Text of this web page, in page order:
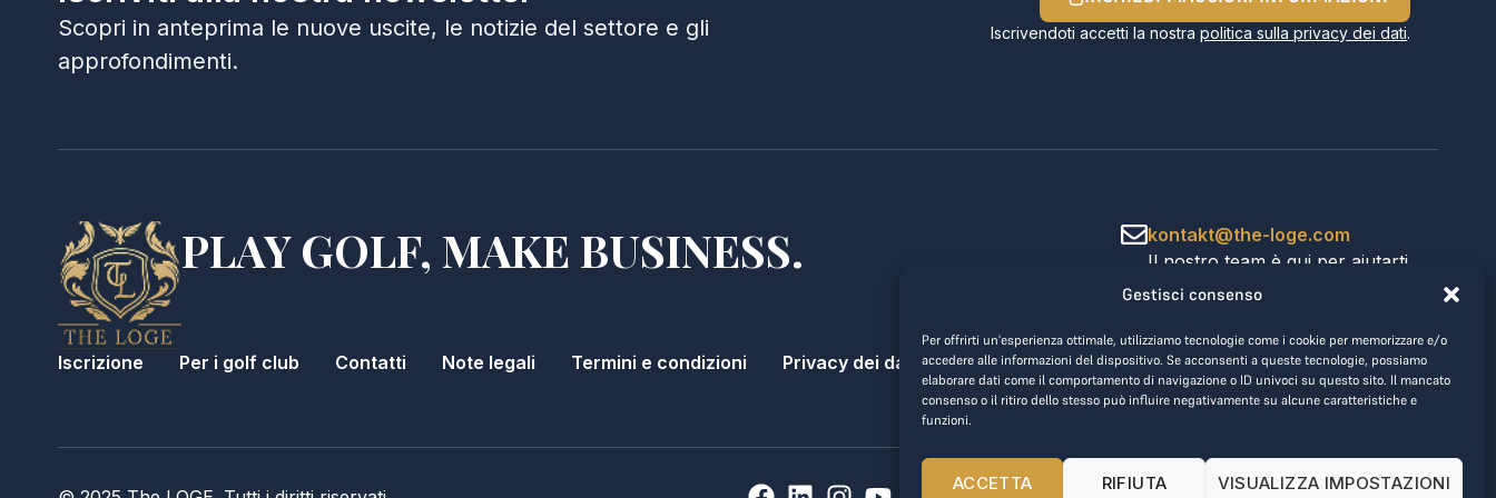
Gestisci consenso
Per offrirti un'esperienza ottimale, utilizziamo tecnologie come i cookie per memorizzare e/o
accedere alle informazioni del dispositivo. Se acconsenti a queste tecnologie, possiamo
elaborare dati come il comportamento di navigazione o ID univoci su questo sito. Il mancato
consenso o il ritiro dello stesso può influire negativamente su alcune caratteristiche e
funzioni.
ACCETTA RIFIUTA VISUALIZZA IMPOSTAZIONI
Scopri in anteprima le nuove uscite, le notizie del settore e gli
approfondimenti.
Iscrivendoti accetti la nostrapolitica sulla privacy dei dati.
PLAY GOLF, MAKE BUSINESS.
Iscrizione Per i golf club Contatti Note legali Termini e condizioni Privacy dei dati
kontakt@the-loge.com
Il nostro team è qui per aiutarti.
+43 676 944 44 81
alle 17:00.